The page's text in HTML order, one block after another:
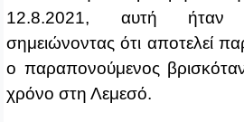
12.8.2021, αυτή ήταν
σημειώνοντας ότι αποτελεί
ο παραπονούμενος
χρόνο στη Λεμεσό.